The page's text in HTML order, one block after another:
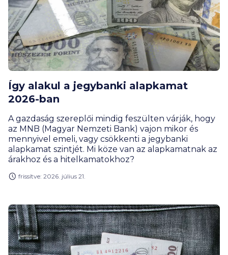
Így alakul a jegybanki alapkamat
2026-ban
A gazdaság szereplői mindig feszülten várják, hogy
az MNB (Magyar Nemzeti Bank) vajon mikor és
mennyivel emeli, vagy csökkenti a jegybanki
alapkamat szintjét. Mi köze van az alapkamatnak az
árakhoz és a hitelkamatokhoz?
frissítve: 2026. július 21.